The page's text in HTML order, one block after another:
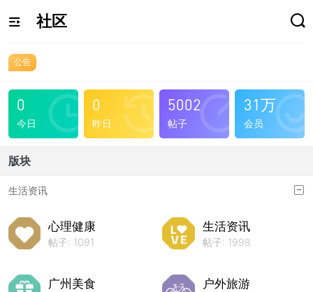
社区
公告
0
今日
0
昨日
5002
帖子
31万
会员
版块
生活资讯
心理健康
帖子: 1091
生活资讯
帖子: 1998
广州美食 户外旅游